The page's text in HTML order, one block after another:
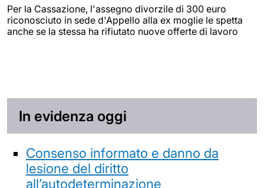
Per la Cassazione, l'assegno divorzile di 300 euro
riconosciuto in sede d'Appello alla ex moglie le spetta
anche se la stessa ha rifiutato nuove offerte di lavoro
In evidenza oggi
Consenso informato e danno da
lesione del diritto
all’autodeterminazione